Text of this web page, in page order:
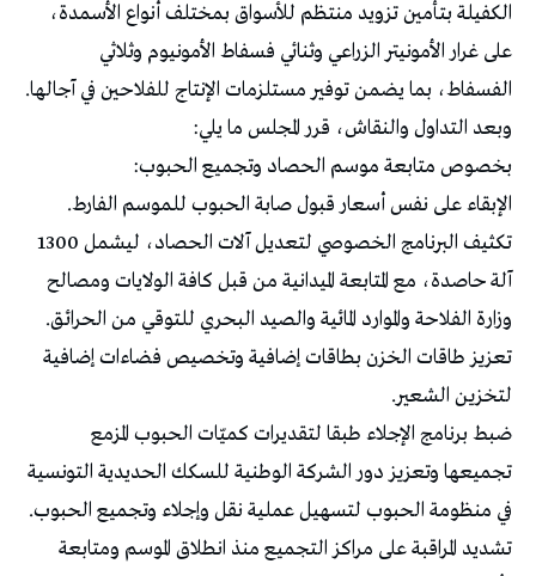
الكفيلة بتأمين تزويد منتظم للأسواق بمختلف أنواع الأسمدة،
على غرار الأمونيتر الزراعي وثنائي فسفاط الأمونيوم وثلاثي
الفسفاط، بما يضمن توفير مستلزمات الإنتاج للفلاحين في آجالها.
وبعد التداول والنقاش، قرر المجلس ما يلي:
بخصوص متابعة موسم الحصاد وتجميع الحبوب:
الإبقاء على نفس أسعار قبول صابة الحبوب للموسم الفارط.
تكثيف البرنامج الخصوصي لتعديل آلات الحصاد، ليشمل 1300
آلة حاصدة، مع المتابعة الميدانية من قبل كافة الولايات ومصالح
وزارة الفلاحة والموارد المائية والصيد البحري للتوقي من الحرائق.
تعزيز طاقات الخزن بطاقات إضافية وتخصيص فضاءات إضافية
لتخزين الشعير.
ضبط برنامج الإجلاء طبقا لتقديرات كميّات الحبوب المزمع
تجميعها وتعزيز دور الشركة الوطنية للسكك الحديدية التونسية
في منظومة الحبوب لتسهيل عملية نقل وإجلاء وتجميع الحبوب.
تشديد المراقبة على مراكز التجميع منذ انطلاق الموسم ومتابعة